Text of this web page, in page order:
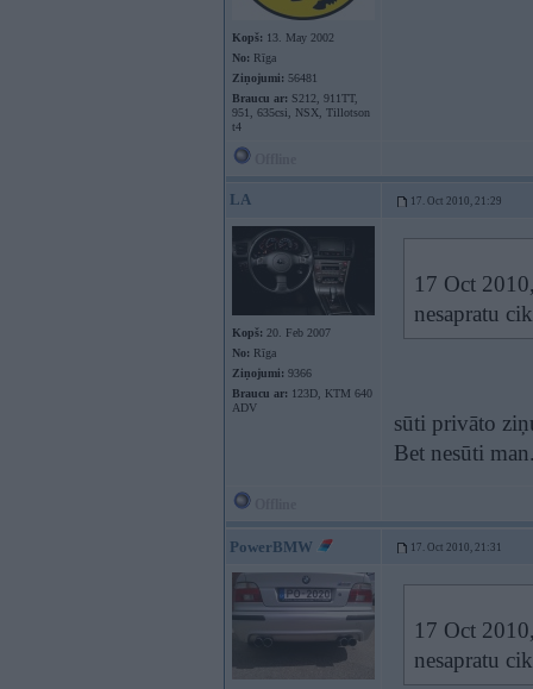
Kopš: 13. May 2002
No: Rīga
Ziņojumi: 56481
Braucu ar: S212, 911TT,
951, 635csi, NSX, Tillotson
t4
LA 17. Oct 2010, 21:29
Kopš: 20. Feb 2007
No: Rīga
Ziņojumi: 9366
Braucu ar: 123D, KTM 640
ADV
17 Oct
nesapratu
sūti privāto
Bet nesūti
PowerBMW 17. Oct 2010, 21:31
17 Oct
nesapratu